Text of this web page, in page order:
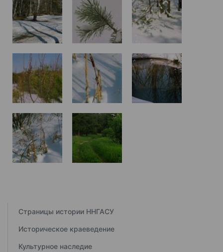
Страницы истории ННГАСУ
Историческое краеведение
Культурное наследие